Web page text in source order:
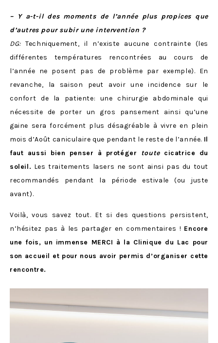
– Y a-t-il des moments de l’année plus propices que
d’autres pour subir une intervention ?
DG:Techniquement, il n’existe aucune contrainte (les
différentes températures rencontrées au cours de
l’année ne posent pas de problème par exemple). En
revanche, la saison peut avoir une incidence sur le
confort de la patiente: une chirurgie abdominale qui
nécessite de porter un gros pansement ainsi qu’une
gaine sera forcément plus désagréable à vivre en plein
mois d’Août caniculaire que pendant le reste de l’année. Il
faut aussi bien penser à protéger toutecicatrice du
soleil. Les traitements lasers ne sont ainsi pas du tout
recommandés pendant la période estivale (ou juste
avant).
Voilà, vous savez tout. Et si des questions persistent,
n’hésitez pas à les partager en commentaires ! Encore
une fois, un immense MERCI à la Clinique du Lac pour
son accueil et pour nous avoir permis d’organiser cette
rencontre.